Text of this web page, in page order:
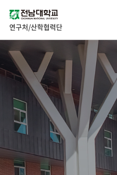
연구처/산학협력단